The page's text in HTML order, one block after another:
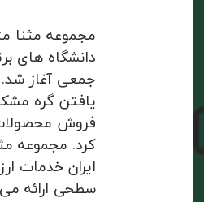
مجموعه مثنا
جمعی آغاز
یافتن گره
فروش
کرد. مجموعه
ایران خدمات
سطحی ارائه